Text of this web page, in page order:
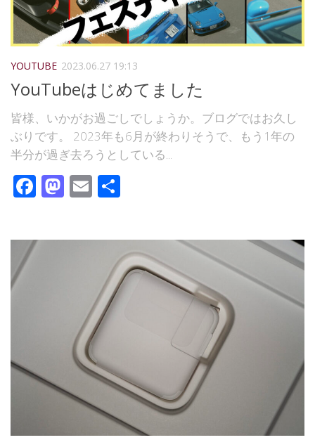
YOUTUBE 2023.06.27 19:13
YouTubeはじめてました
皆様、いかがお過ごしでしょうか。ブログではお久し
ぶりです。 2023年も6月が終わりそうで、もう1年の
半分が過ぎ去ろうとしている...
Facebook
Mastodon
Email